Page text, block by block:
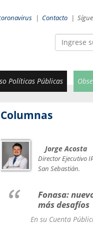
| Contacto |
Políticas Públicas
Columnas
Jorge Acosta
Director Ejecutivo
San Sebastián.
Fonasa:
más desafíos
En su Cuenta